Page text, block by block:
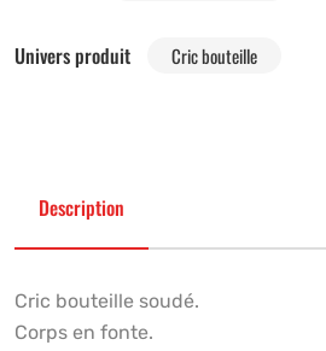
Univers produit Cric bouteille
Description
Cric bouteille soudé.
Corps en fonte.